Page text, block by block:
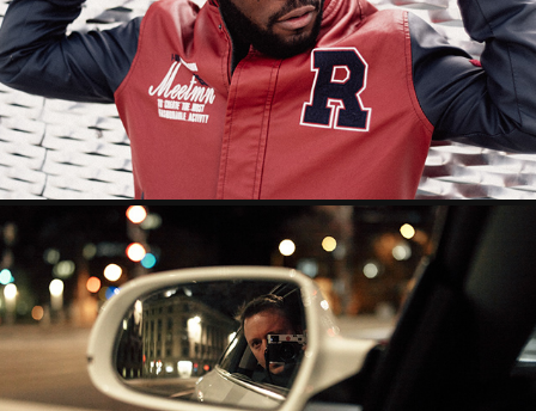
GRÂTIEN
EMPTY